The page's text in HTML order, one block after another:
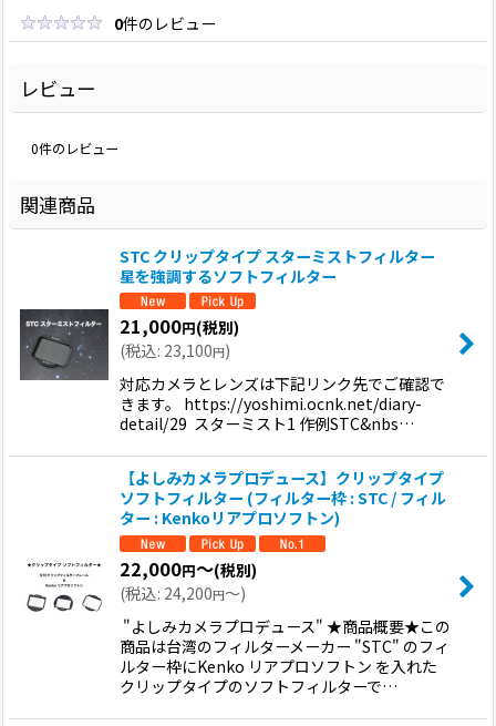
0件のレビュー
レビュー
0件のレビュー
関連商品
STC クリップタイプ スターミストフィルター
星を強調するソフトフィルター
21,000円(税別)
(税込: 23,100円)
対応カメラとレンズは下記リンク先でご確認で
きます。 https://yoshimi.ocnk.net/diary-
detail/29 スターミスト1 作例STC&nbs…
【よしみカメラプロデュース】クリップタイプ
ソフトフィルター (フィルター枠 : STC / フィル
ター : Kenkoリアプロソフトン)
22,000円～(税別)
(税込: 24,200円～)
"よしみカメラプロデュース" ★商品概要★この
商品は台湾のフィルターメーカー "STC" のフィ
ルター枠にKenko リアプロソフトン を入れた
クリップタイプのソフトフィルターで…